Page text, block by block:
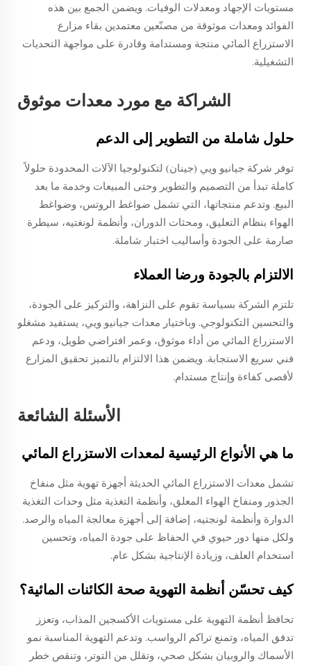
مستويات الإجهاد ومعدلات الوفيات. ويضمن الجمع بين هذه
الفوائد ومعدات موثوقة من مصنّعين معتمدين بقاء مزارع
الاستزراع المائي منتجة ومستدامة وقادرة على مواجهة التحديات
التشغيلية.
الشراكة مع مورد معدات موثوق
حلول شاملة من التطوير إلى الدعم
توفر شركة جيانيو ويي (جينان) لتكنولوجيا الآلات المحدودة حلولاً
كاملة تبدأ من التصميم والتطوير وحتى المبيعات وخدمة ما بعد
البيع. وتدعم منتجاتها، التي تشمل ضواغط الروتس، وضواغط
الهواء بنظام التعليق، ومحثات الدوران، وأنظمة لونغتيه، سيطرة
صارمة على الجودة وأساليب اختبار شاملة.
الالتزام بالجودة ورضا العملاء
تلتزم الشركة بسياسة تقوم على النزاهة، والتركيز على الجودة،
والتحسين التكنولوجي. وباختيار معدات جيانيو ويي، يستفيد مشغلو
الاستزراع المائي من أداء موثوق، وعمر افتراضي طويل، ودعم
فني سريع الاستجابة. ويضمن هذا الالتزام بالتميز تحقيق المزارع
لأقصى كفاءة وإنتاج مستدام.
الأسئلة الشائعة
ما هي الأنواع الرئيسية لمعدات الاستزراع المائي
تشمل معدات الاستزراع المائي الحديثة أجهزة تهوية مثل منفاخ
الجذور ومنفاخ الهواء المعلق، وأنظمة التغذية مثل وحدات التغذية
الدوارة وأنظمة لونجتيه، إضافة إلى أجهزة معالجة المياه والرصد.
ولكل منها دور حيوي في الحفاظ على جودة المياه، وتحسين
استخدام العلف، وزيادة الإنتاجية بشكل عام.
كيف تحسّن أنظمة التهوية صحة الكائنات المائية؟
تحافظ أنظمة التهوية على مستويات الأكسجين المذاب، وتعزز
تدفق المياه، وتمنع تراكم الرواسب. وتدعم التهوية المناسبة نمو
الأسماك والروبيان بشكل صحي، وتقلل من التوتر، وتنقص خطر